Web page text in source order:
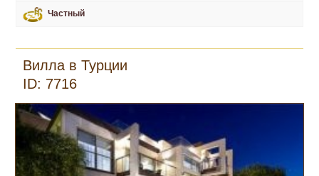
Частный
Вилла в Турции
ID: 7716